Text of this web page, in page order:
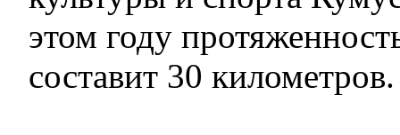
этом году
составит 30 километров.